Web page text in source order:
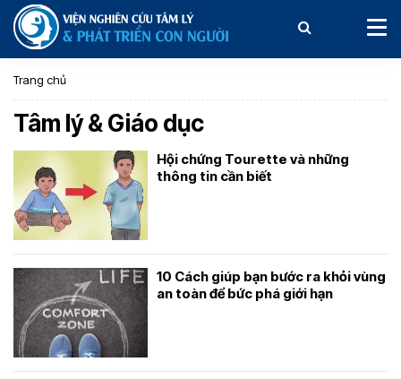
Trang chủ
Tâm lý & Giáo dục
Hội chứng Tourette và những
thông tin cần biết
10 Cách giúp bạn bước ra khỏi vùng
an toàn để bức phá giới hạn